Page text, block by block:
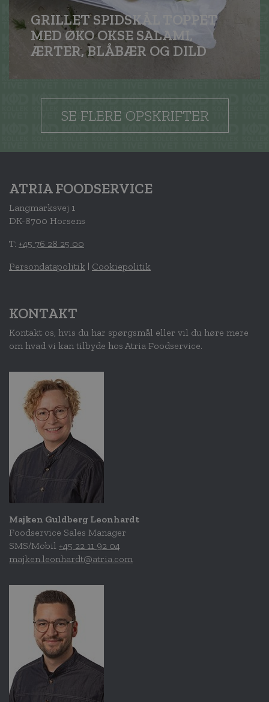
GRILLET SPIDSKÅL TOPPET
MED ØKO OKSE SALAMI,
ÆRTER, BLÅBÆR OG DILD
SE FLERE OPSKRIFTER
ATRIA FOODSERVICE
Langmarksvej 1
DK-8700 Horsens
T: +45 76 28 25 00
Persondatapolitik | Cookiepolitik
KONTAKT
Kontakt os, hvis du har spørgsmål eller vil du høre mere
om hvad vi kan tilbyde hos Atria Foodservice.
Majken Guldberg Leonhardt
Foodservice Sales Manager
SMS/Mobil +45 22 11 92 04
majken.leonhardt@atria.com